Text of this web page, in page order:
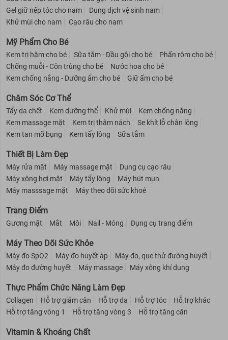
Gel giữ nếp tóc cho nam
Dung dịch vệ sinh nam
Khử mùi cho nam
Cạo râu cho nam
Mỹ Phẩm Cho Bé
Kem trị hăm cho bé Sữa tắm - Dầu gội cho bé
Phấn rôm cho bé
Chống muỗi - Côn trùng cho bé
Nước hoa cho bé
Kem chống nắng - Dưỡng ẩm cho bé
Giữ ấm cho bé
Chăm Sóc Cơ Thể
Tẩy da chết Kem dưỡng thể Khử mùi
Kem chống nắng
Kem massage mặt
Kem trị thâm nách
Se khít lỗ chân lông
Kem tan mỡ bụng
Kem tẩy lông Sữa tắm
Thiết Bị Làm Đẹp
Máy rửa mặt Máy massage mặt
Dụng cụ cạo râu
Máy xông hơi mặt
Máy tẩy lông
Máy hút mụn
Máy masssage mặt
Máy theo dõi sức khoẻ
Trang Điểm
Gương mặt Mắt Môi Nail - Móng Dụng cụ trang điểm
Máy Theo Dõi Sức Khỏe
Máy đo SpO2 Máy đo huyết áp
Máy đo, que thử đường huyết
Máy đo đường huyết
Máy massage Máy xông khí dung
Thực Phẩm Chức Năng Làm Đẹp
Collagen Hỗ trợ giảm cân Hỗ trợ da Hỗ trợ tóc
Hỗ trợ khác
Hỗ trợ tăng vòng 1
Hỗ trợ tăng vòng 3 Hỗ trợ tăng cân
Vitamin & Khoáng Chất